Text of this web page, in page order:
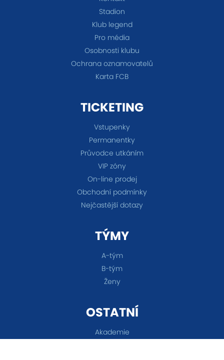
Stadion
Klub legend
Pro média
Osobnosti klubu
Ochrana oznamovatelů
Karta FCB
TICKETING
Vstupenky
Permanentky
Průvodce utkáním
VIP zóny
On-line prodej
Obchodní podmínky
Nejčastější dotazy
TÝMY
A-tým
B-tým
Ženy
OSTATNÍ
Akademie